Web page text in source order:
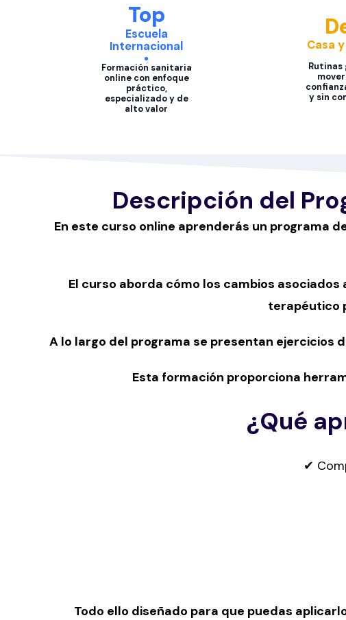
Top
Escuela
Internacional
Formación sanitaria
online con enfoque
práctico,
especializado y de
alto valor
Casa
Rutinas
y sin
Descripción del
En este curso online aprenderás un programa
El curso aborda cómo los cambios
terapéutico
A lo largo del programa se presentan
Esta formación proporciona
¿Qué
✔
Todo ello diseñado para que puedas